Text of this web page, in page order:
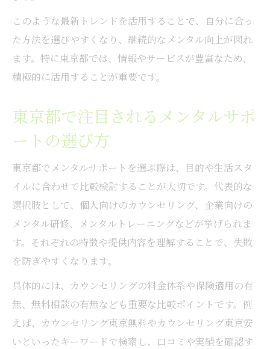
東京都で実践できるストレス軽減メンタル
ケア
メンタルを守るための実用的なストレス対
ストレスに負けない東京都流メンタルサポ
ート術
日常で活かせるメンタルケアの工夫と実践
例
カウンセリング活用で得る安心感と自信
メンタル向上に役立つ東京都のカウンセリ
ング活用法
カウンセリングで得られるメンタルの安心
感とは
東京都で選ぶメンタルカウンセリングのポ
イント
メンタル強化を実現するカウンセリングの
このような最新トレンドを活用することで、自分に合っ
た方法を選びやすくなり、継続的なメンタル向上が図れ
ます。特に東京都では、情報やサービスが豊富なため、
積極的に活用することが重要です。
東京都で注目されるメンタルサポ
ートの選び方
東京都でメンタルサポートを選ぶ際は、目的や生活スタ
イルに合わせて比較検討することが大切です。代表的な
選択肢として、個人向けのカウンセリング、企業向けの
メンタル研修、メンタルトレーニングなどが挙げられま
す。それぞれの特徴や提供内容を理解することで、失敗
を防ぎやすくなります。
具体的には、カウンセリングの料金体系や保険適用の有
無、無料相談の有無なども重要な比較ポイントです。例
えば、カウンセリング東京無料やカウンセリング東京安
いといったキーワードで検索し、口コミや実績を確認す